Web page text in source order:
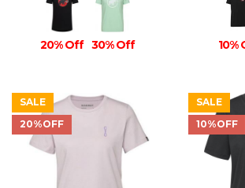
20% Off 30% Off 10%
SALE
20%OFF
SALE
10%OFF